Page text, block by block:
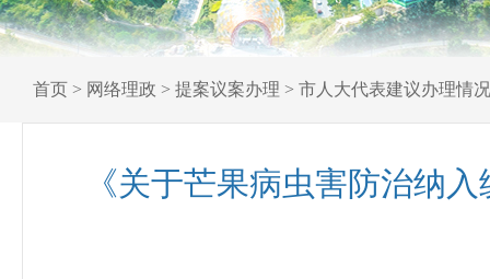
首页 > 网络理政 > 提案议案办理 > 市人大代表建议办理情况
《关于芒果病虫害防治纳